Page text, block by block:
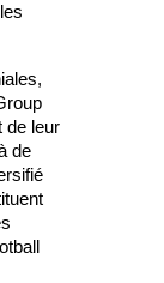
de leur
de